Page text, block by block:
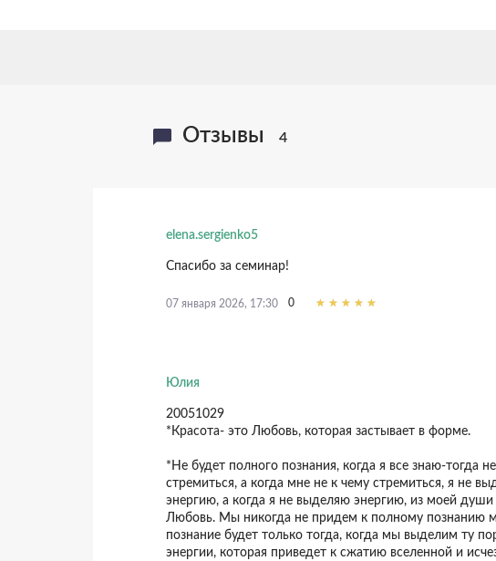
Отзывы 4
elena.sergienko5
Спасибо за семинар!
07 января 2026, 17:30 0
Юлия
20051029
*Красота- это Любовь, которая застывает в форме.
*Не будет полного познания, когда я все знаю-тогда
стремиться, а когда мне не к чему стремиться, я не
энергию, а когда я не выделяю энергию, из моей души
Любовь. Мы никогда не придем к полному познанию
познание будет только тогда, когда мы выделим ту
энергии, которая приведет к сжатию вселенной и